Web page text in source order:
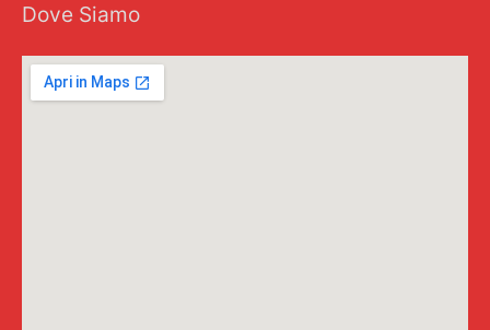
Dove Siamo